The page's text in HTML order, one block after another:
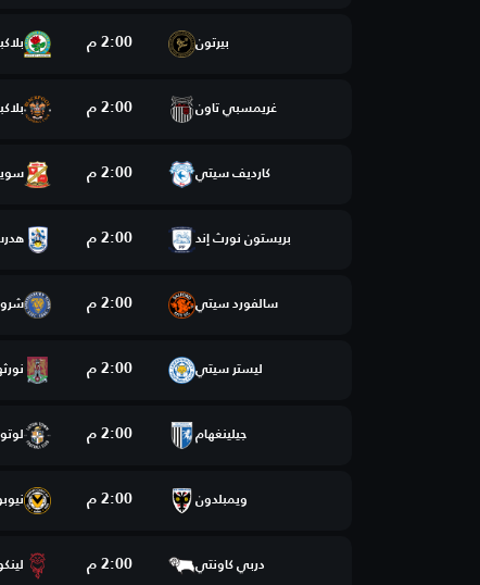
بيرتون 2:00 م
غريمسبي تاون 2:00 م
كارديف سيتي 2:00 م
بريستون نورث إند 2:00 م
سالفورد سيتي 2:00 م
ليستر سيتي 2:00 م
جيلينغهام 2:00 م
ويمبلدون 2:00 م
دربي كاونتي 2:00 م